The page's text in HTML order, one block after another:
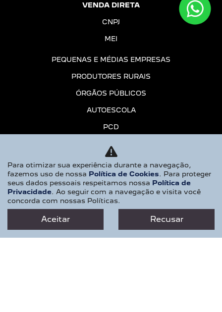
VENDA DIRETA
CNPJ
MEI
PEQUENAS E MÉDIAS EMPRESAS
PRODUTORES RURAIS
ÓRGÃOS PÚBLICOS
AUTOESCOLA
PCD
SERVIÇOS E MANUTENÇÃO
ASSISTÊNCIA TÉCNICA
AGENDAMENTO
Para otimizar sua experiência durante a navegação,
fazemos uso de nossa Política de Cookies. Para proteger
seus dados pessoais respeitamos nossa Política de
Privacidade. Ao seguir com a navegação e visita você
concorda com nossas Políticas.
Aceitar Recusar